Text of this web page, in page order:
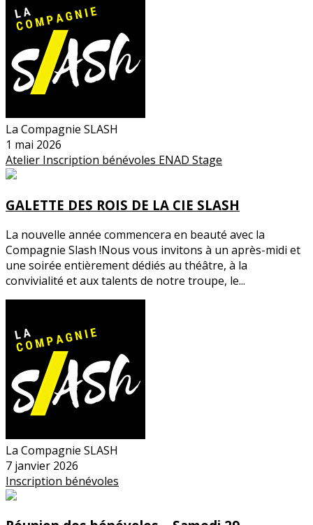
La Compagnie SLASH
1 mai 2026
Atelier Inscription bénévoles ENAD Stage
GALETTE DES ROIS DE LA CIE SLASH
La nouvelle année commencera en beauté avec la
Compagnie Slash !Nous vous invitons à un après-midi et
une soirée entièrement dédiés au théâtre, à la
convivialité et aux talents de notre troupe, le...
La Compagnie SLASH
7 janvier 2026
Inscription bénévoles